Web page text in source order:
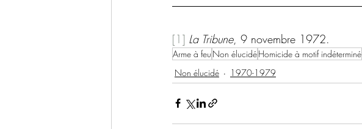
[1] La Tribune, 9 novembre 1972.
Arme à feu Non élucidéHomicide à motif indéterminé
Non élucidé
1970-1979